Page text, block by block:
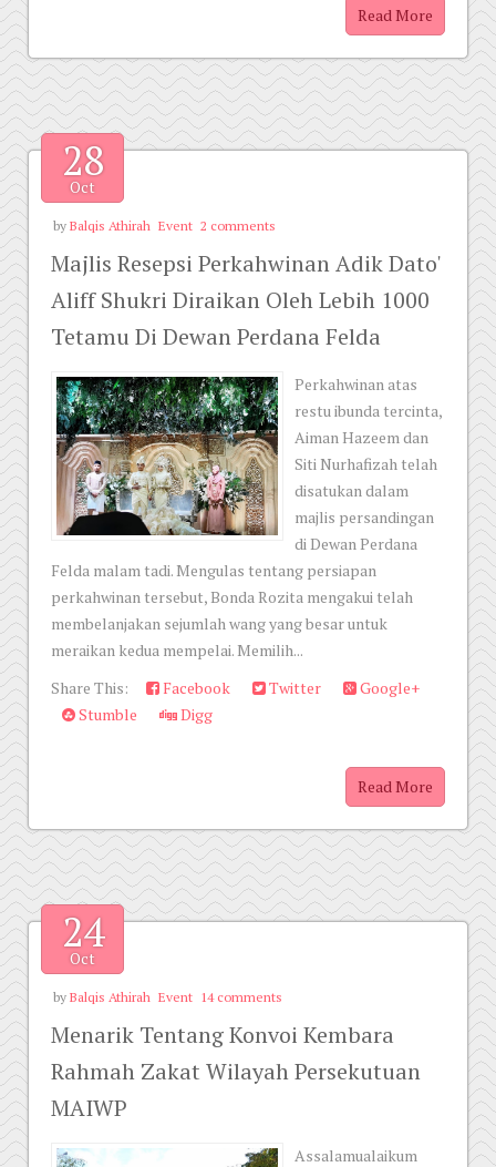
Read More
28
Oct
by Balqis Athirah Event 2 comments
Majlis Resepsi Perkahwinan Adik Dato'
Aliff Shukri Diraikan Oleh Lebih 1000
Tetamu Di Dewan Perdana Felda
Perkahwinan atas
restu ibunda tercinta,
Aiman Hazeem dan
Siti Nurhafizah telah
disatukan dalam
majlis persandingan
di Dewan Perdana
Felda malam tadi. Mengulas tentang persiapan
perkahwinan tersebut, Bonda Rozita mengakui telah
membelanjakan sejumlah wang yang besar untuk
meraikan kedua mempelai. Memilih...
Share This:
Facebook Twitter
Google+
Stumble
Digg
Read More
24
Oct
by Balqis Athirah Event 14 comments
Menarik Tentang Konvoi Kembara
Rahmah Zakat Wilayah Persekutuan
MAIWP
Assalamualaikum